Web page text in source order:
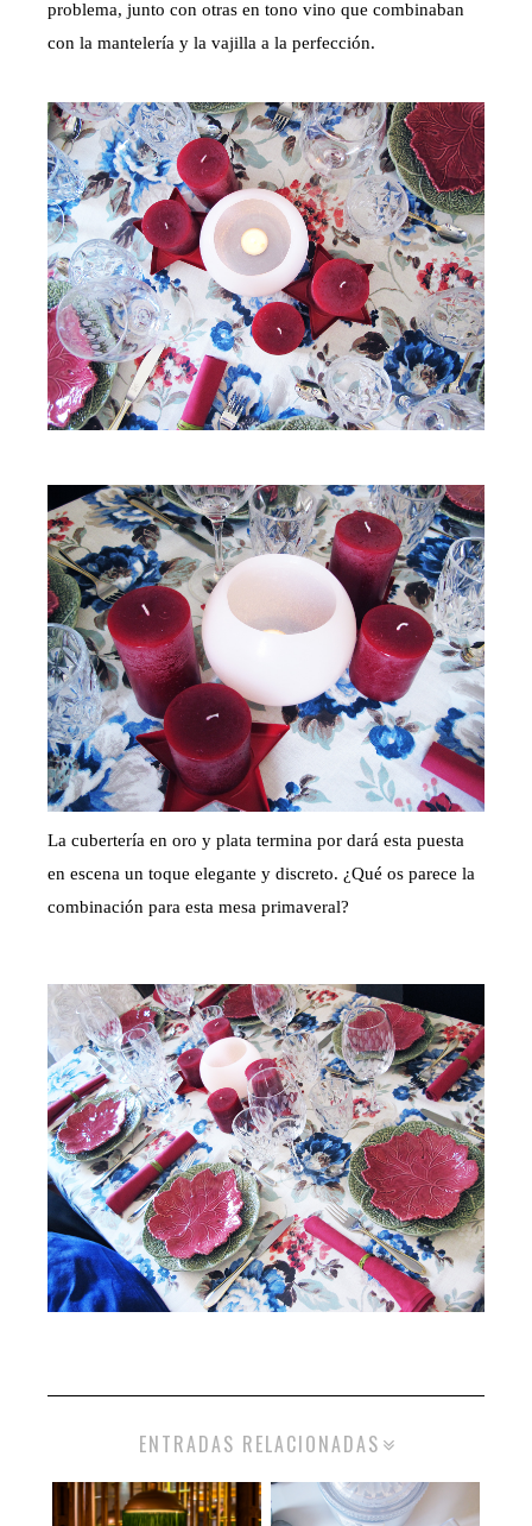
problema, junto con otras en tono vino que combinaban
con la mantelería y la vajilla a la perfección.
La cubertería en oro y plata termina por dará esta puesta
en escena un toque elegante y discreto. ¿Qué os parece la
combinación para esta mesa primaveral?
ENTRADAS RELACIONADAS